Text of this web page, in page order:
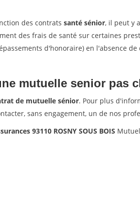
des contrats santé sénior, il peut y
des frais de santé sur certaines
d'honoraire) en l'absence
mutuelle senior pas
de mutuelle sénior. Pour plus
sans engagement, un de nos
93110 ROSNY SOUS BOIS